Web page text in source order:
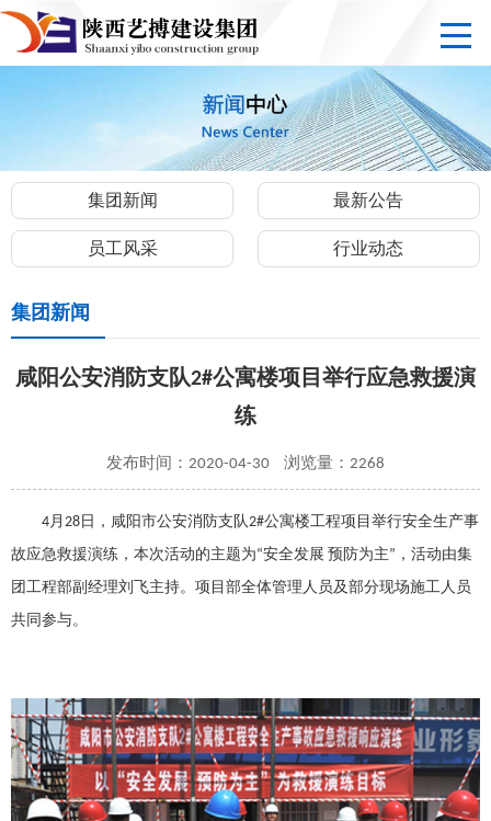
集团新闻 最新公告
员工风采 行业动态
集团新闻
咸阳公安消防支队2#公寓楼项目举行应急救援演
练
发布时间：2020-04-30 浏览量：2268
4月28日，咸阳市公安消防支队2#公寓楼工程项目举行安全生产事
故应急救援演练，本次活动的主题为“安全发展 预防为主”，活动由集
团工程部副经理刘飞主持。项目部全体管理人员及部分现场施工人员
共同参与。